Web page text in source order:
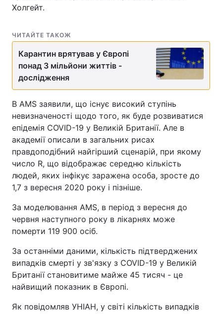
Холгейт.
ЧИТАЙТЕ ТАКОЖ
Карантин врятував у Європі
понад 3 мільйони життів -
дослідження
В AMS заявили, що існує високий ступінь
невизначеності щодо того, як буде розвиватися
епідемія COVID-19 у Великій Британії. Але в
академії описали в загальних рисах
правдоподібний найгірший сценарій, при якому
число R, що відображає середню кількість
людей, яких інфікує заражена особа, зросте до
1,7 з вересня 2020 року і пізніше.
За моделювання AMS, в період з вересня до
червня наступного року в лікарнях може
померти 119 900 осіб.
За останніми даними, кількість підтверджених
випадків смерті у зв'язку з COVID-19 у Великій
Британії становитиме майже 45 тисяч - це
найвищий показник в Європі.
Як повідомляв УНІАН, у світі кількість випадків